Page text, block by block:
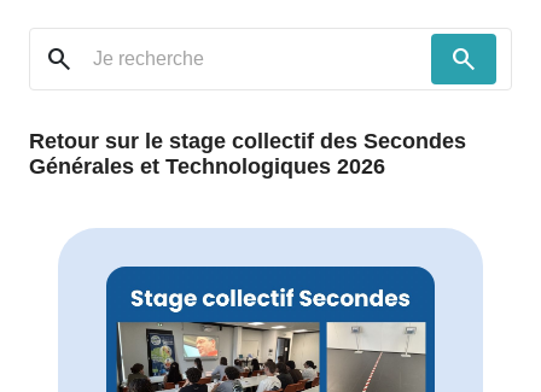
search search
Retour sur le stage collectif des Secondes
Générales et Technologiques 2026